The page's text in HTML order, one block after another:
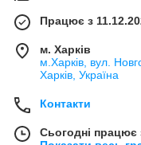
Працює з
м. Харків
м.Харків, вул.
Харків, Україна
Контакти
Сьогодні працює